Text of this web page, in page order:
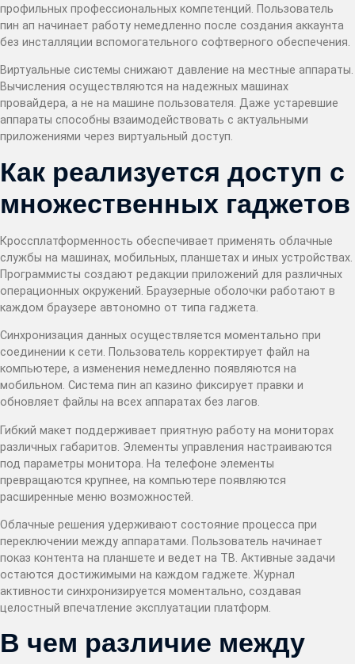
профильных профессиональных компетенций. Пользователь
пин ап начинает работу немедленно после создания аккаунта
без инсталляции вспомогательного софтверного обеспечения.
Виртуальные системы снижают давление на местные аппараты.
Вычисления осуществляются на надежных машинах
провайдера, а не на машине пользователя. Даже устаревшие
аппараты способны взаимодействовать с актуальными
приложениями через виртуальный доступ.
Как реализуется доступ с
множественных гаджетов
Кроссплатформенность обеспечивает применять облачные
службы на машинах, мобильных, планшетах и иных устройствах.
Программисты создают редакции приложений для различных
операционных окружений. Браузерные оболочки работают в
каждом браузере автономно от типа гаджета.
Синхронизация данных осуществляется моментально при
соединении к сети. Пользователь корректирует файл на
компьютере, а изменения немедленно появляются на
мобильном. Система пин ап казино фиксирует правки и
обновляет файлы на всех аппаратах без лагов.
Гибкий макет поддерживает приятную работу на мониторах
различных габаритов. Элементы управления настраиваются
под параметры монитора. На телефоне элементы
превращаются крупнее, на компьютере появляются
расширенные меню возможностей.
Облачные решения удерживают состояние процесса при
переключении между аппаратами. Пользователь начинает
показ контента на планшете и ведет на ТВ. Активные задачи
остаются достижимыми на каждом гаджете. Журнал
активности синхронизируется моментально, создавая
целостный впечатление эксплуатации платформ.
В чем различие между